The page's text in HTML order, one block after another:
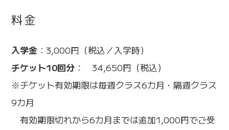
料金
入学金 ：3,000円（税込／入学時）
チケット10回分 ： 34,650円（税込）
※チケット有効期限は毎週クラス6カ月・隔週クラス
9カ月
有効期限切れから6カ月までは追加1,000円でご受